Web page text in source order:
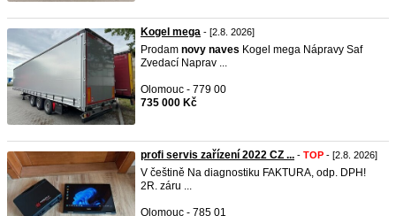
Kogel mega - [2.8. 2026]
Prodam novy naves Kogel mega Nápravy Saf
Zvedací Naprav ...
Olomouc - 779 00
735 000 Kč
profi servis zařízení 2022 CZ ... - TOP - [2.8. 2026]
V češtině Na diagnostiku FAKTURA, odp. DPH!
2R. záru ...
Olomouc - 785 01